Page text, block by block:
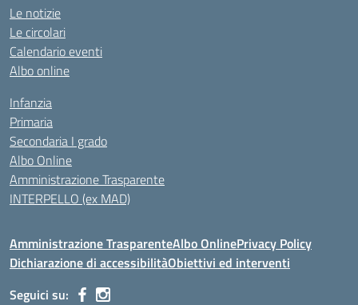
Le notizie
Le circolari
Calendario eventi
Albo online
Infanzia
Primaria
Secondaria I grado
Albo Online
Amministrazione Trasparente
INTERPELLO (ex MAD)
Amministrazione TrasparenteAlbo OnlinePrivacy Policy
Dichiarazione di accessibilitàObiettivi ed interventi
Seguici su: